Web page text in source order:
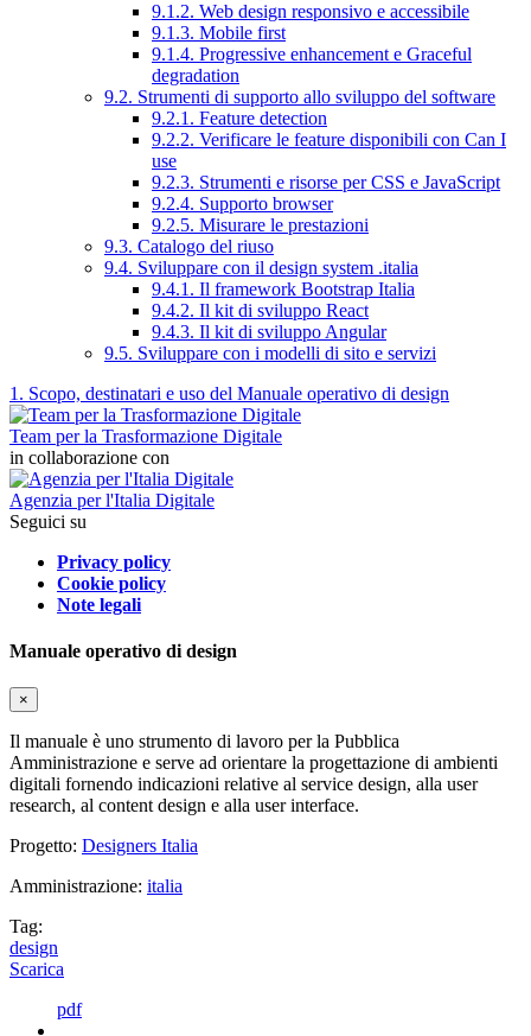
9.1.2. Web design responsivo e accessibile
9.1.3. Mobile first
9.1.4. Progressive enhancement e Graceful
degradation
9.2. Strumenti di supporto allo sviluppo del software
9.2.1. Feature detection
9.2.2. Verificare le feature disponibili con Can I
use
9.2.3. Strumenti e risorse per CSS e JavaScript
9.2.4. Supporto browser
9.2.5. Misurare le prestazioni
9.3. Catalogo del riuso
9.4. Sviluppare con il design system .italia
9.4.1. Il framework Bootstrap Italia
9.4.2. Il kit di sviluppo React
9.4.3. Il kit di sviluppo Angular
9.5. Sviluppare con i modelli di sito e servizi
1. Scopo, destinatari e uso del Manuale operativo di design
Team per la Trasformazione Digitale
in collaborazione con
Agenzia per l'Italia Digitale
Seguici su
Privacy policy
Cookie policy
Note legali
Manuale operativo di design
×
Il manuale è uno strumento di lavoro per la Pubblica
Amministrazione e serve ad orientare la progettazione di ambienti
digitali fornendo indicazioni relative al service design, alla user
research, al content design e alla user interface.
Progetto: Designers Italia
Amministrazione: italia
Tag:
design
Scarica
pdf